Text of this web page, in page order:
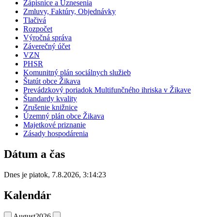
Zápisnice a Uznesenia
Zmluvy, Faktúry, Objednávky
Tlačivá
Rozpočet
Výročná správa
Záverečný účet
VZN
PHSR
Komunitný plán sociálnych služieb
Štatút obce Žikava
Prevádzkový poriadok Multifunčného ihriska v Žikave
Štandardy kvality
Zrušenie knižnice
Územný plán obce Žikava
Majetkové priznanie
Zásady hospodárenia
Dátum a čas
Dnes je piatok, 7.8.2026, 3:14:23
Kalendár